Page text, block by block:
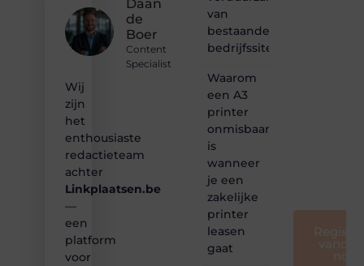
Daan
de
Boer
Content
Specialist
Wij
zijn
het
enthousiaste
redactieteam
achter
Linkplaatsen.be
—
een
platform
voor
van
bestaande
bedrijfssites
Waarom
een A3
printer
onmisbaar
is
wanneer
je een
zakelijke
printer
leasen
gaat